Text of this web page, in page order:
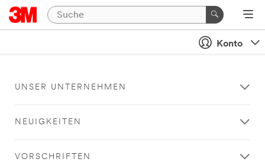
Konto
UNSER UNTERNEHMEN
NEUIGKEITEN
VORSCHRIFTEN